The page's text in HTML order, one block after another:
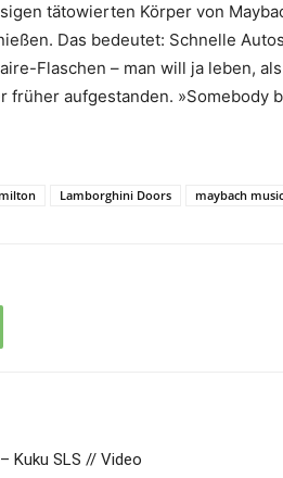
tätowierten Körper von
Das bedeutet: Schnelle
Flaschen – man will ja leben,
früher aufgestanden. »Somebody
Lamborghini Doors maybach music
Kuku SLS // Video